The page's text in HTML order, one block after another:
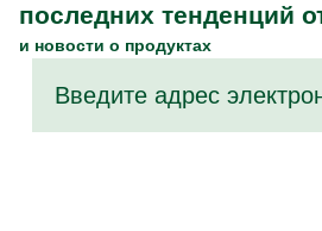
последних тенденций
и новости о продуктах